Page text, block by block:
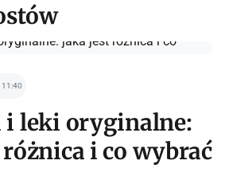
11:40
i leki oryginalne:
i co wybrać